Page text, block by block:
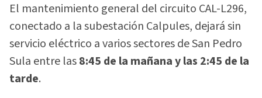
El mantenimiento general del circuito CAL-L296,
conectado a la subestación Calpules, dejará sin
servicio eléctrico a varios sectores de San Pedro
Sula entre las8:45 de la mañana y las 2:45 de la
tarde.